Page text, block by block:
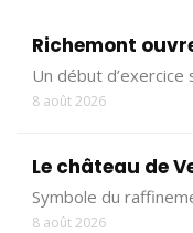
Richemont
Un début
8 août 2026
Le château de
Symbole du
8 août 2026